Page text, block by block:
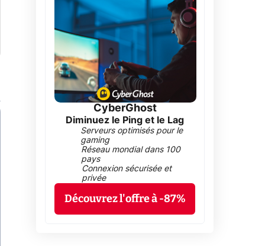
CyberGhost
Diminuez le Ping et le Lag
Serveurs optimisés pour le
gaming
Réseau mondial dans 100
pays
Connexion sécurisée et
privée
Découvrez l'offre à -87%